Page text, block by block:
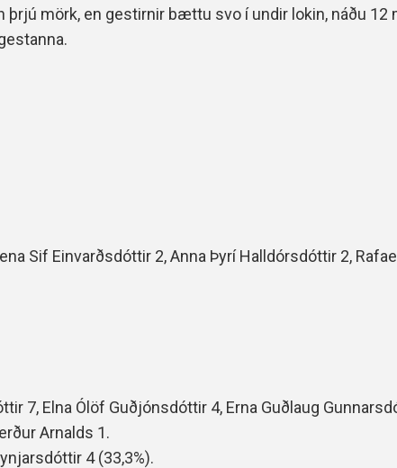
mörk, en gestirnir bættu svo í undir lokin, náðu 12
Sif Einvarðsdóttir 2, Anna Þyrí Halldórsdóttir 2,
7, Elna Ólöf Guðjónsdóttir 4, Erna Guðlaug
Arnalds 1.
4 (33,3%).